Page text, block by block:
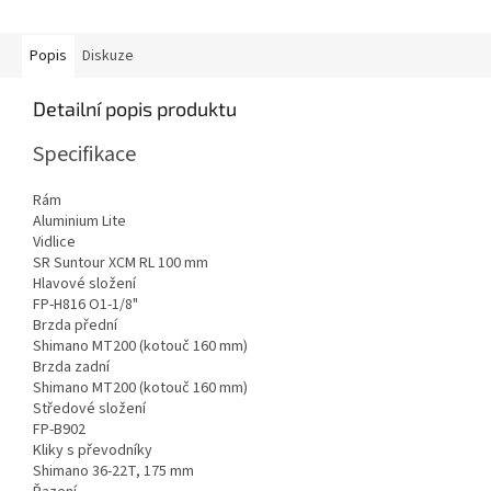
Popis Diskuze
Detailní popis produktu
Specifikace
Rám
Aluminium Lite
Vidlice
SR Suntour XCM RL 100 mm
Hlavové složení
FP-H816 O1-1/8"
Brzda přední
Shimano MT200 (kotouč 160 mm)
Brzda zadní
Shimano MT200 (kotouč 160 mm)
Středové složení
FP-B902
Kliky s převodníky
Shimano 36-22T, 175 mm